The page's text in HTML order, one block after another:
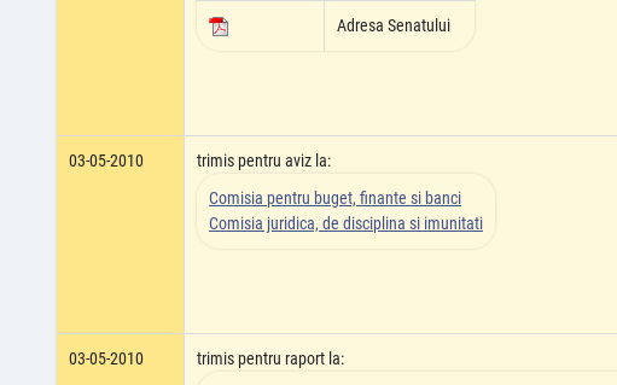
Adresa Senatului
03-05-2010
trimis pentru aviz la:
Comisia pentru buget, finante si banci
Comisia juridica, de disciplina si imunitati
03-05-2010
trimis pentru raport la: